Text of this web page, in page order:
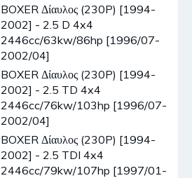
BOXER Δίαυλος (230P) [1994-
2002] - 2.5 D 4x4
2446cc/63kw/86hp [1996/07-
2002/04]
BOXER Δίαυλος (230P) [1994-
2002] - 2.5 TD 4x4
2446cc/76kw/103hp [1996/07-
2002/04]
BOXER Δίαυλος (230P) [1994-
2002] - 2.5 TDI 4x4
2446cc/79kw/107hp [1997/01-